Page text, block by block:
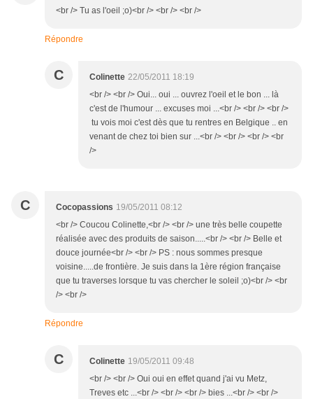
<br /> Tu as l'oeil ;o)<br /> <br /> <br />
Répondre
C Colinette 22/05/2011 18:19
<br /> <br /> Oui... oui ... ouvrez l'oeil et le bon ... là
c'est de l'humour ... excuses moi ...<br /> <br /> <br />
tu vois moi c'est dès que tu rentres en Belgique .. en
venant de chez toi bien sur ...<br /> <br /> <br /> <br
/>
C Cocopassions 19/05/2011 08:12
<br /> Coucou Colinette,<br /> <br /> une très belle coupette
réalisée avec des produits de saison.....<br /> <br /> Belle et
douce journée<br /> <br /> PS : nous sommes presque
voisine.....de frontière. Je suis dans la 1ère région française
que tu traverses lorsque tu vas chercher le soleil ;o)<br /> <br
/> <br />
Répondre
C Colinette 19/05/2011 09:48
<br /> <br /> Oui oui en effet quand j'ai vu Metz,
Treves etc ...<br /> <br /> <br /> bies ...<br /> <br />